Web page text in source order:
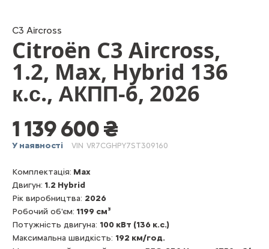
beginning
of
the
images
gallery
C3 Aircross
Citroën C3 Aircross,
1.2, Max, Hybrid 136
к.с., АКПП-6, 2026
1 139 600 ₴
У наявності VIN VR7CGHPY7ST309160
Комплектація: Max
Двигун: 1.2 Hybrid
Рік виробництва: 2026
Робочий об'єм: 1199 см³
Потужність двигуна: 100 кВт (136 к.с.)
Максимальна швидкість: 192 км/год.